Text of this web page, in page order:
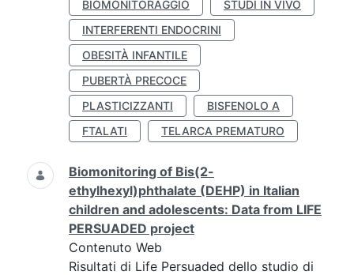
BIOMONITORAGGIO
STUDI IN VIVO
INTERFERENTI ENDOCRINI
OBESITÀ INFANTILE
PUBERTÀ PRECOCE
PLASTICIZZANTI
BISFENOLO A
FTALATI
TELARCA PREMATURO
Biomonitoring of Bis(2-
ethylhexyl)phthalate (DEHP) in Italian
children and adolescents: Data from LIFE
PERSUADED project
Contenuto Web
Risultati di Life Persuaded dello studio di